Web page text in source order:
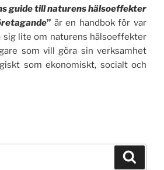
guide till naturens hälsoeffekter
”är en handbok för var
sig lite om naturens hälsoeffekter
som vill göra sin verksamhet
som ekonomiskt, socialt och